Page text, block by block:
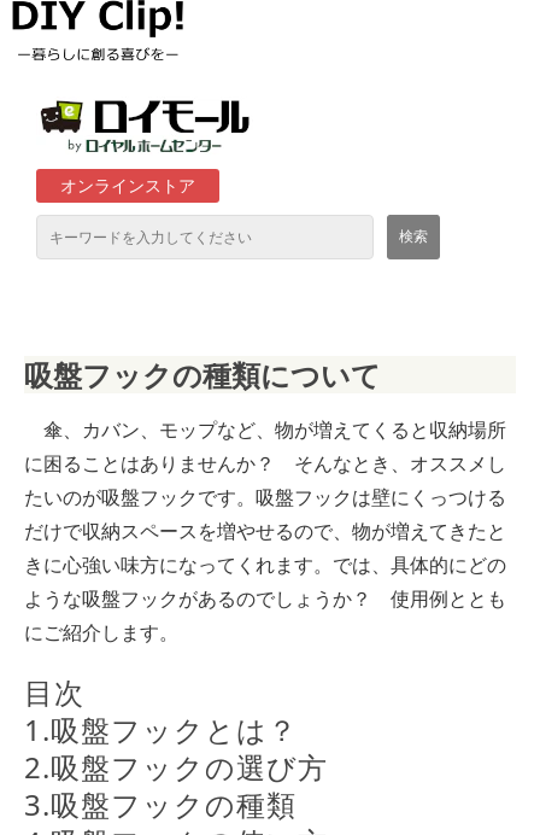
オンラインストア
ロイヤルホームセンター店舗
吸盤フックの種類について
傘、カバン、モップなど、物が増えてくると収納場所
に困ることはありませんか？ そんなとき、オススメし
たいのが吸盤フックです。吸盤フックは壁にくっつける
だけで収納スペースを増やせるので、物が増えてきたと
きに心強い味方になってくれます。では、具体的にどの
ような吸盤フックがあるのでしょうか？ 使用例ととも
にご紹介します。
目次
1.吸盤フックとは？
2.吸盤フックの選び方
3.吸盤フックの種類